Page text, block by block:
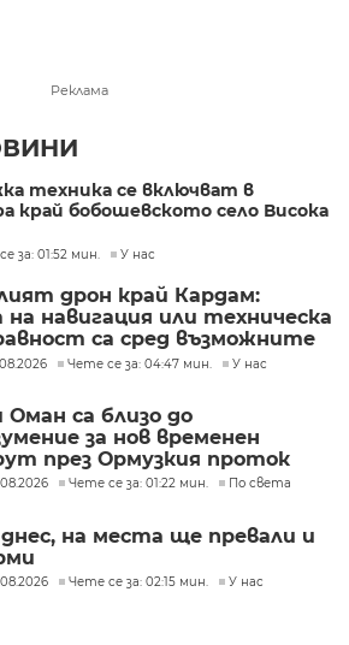
Реклама
техника се включват в
край бобошевското село Висока
за: 01:52 мин. У нас
дрон край Кардам:
на навигация или техническа
са сред възможните
Чете се за: 04:47 мин. У нас
Оман са близо до
за нов временен
през Ормузкия проток
Чете се за: 01:22 мин. По света
днес, на места ще превали и
Чете се за: 02:15 мин. У нас